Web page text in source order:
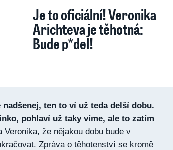
Je to oficiální! Veronika
Arichteva je těhotná:
Bude p*del!
nadšenej, ten to ví už teda delší dobu.
pohlaví už taky víme, ale to zatím
Veronika, že nějakou dobu bude v
Zpráva o těhotenství se kromě